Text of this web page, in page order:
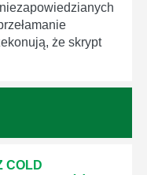
że skrypt
COLD